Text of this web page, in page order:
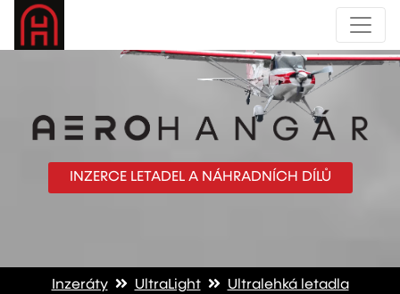
INZERCE LETADEL A NÁHRADNÍCH DÍLŮ
Inzeráty UltraLight Ultralehká letadla